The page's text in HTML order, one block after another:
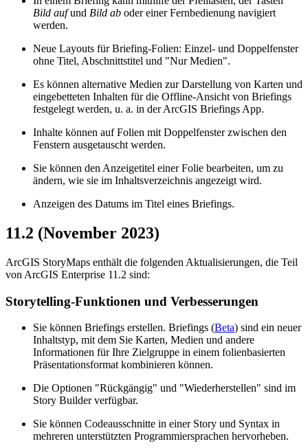
Bild aufund Bild ab oder einer Fernbedienung navigiert
werden.
Neue Layouts für Briefing-Folien: Einzel- und Doppelfenster
ohne Titel, Abschnittstitel und "Nur Medien".
Es können alternative Medien zur Darstellung von Karten und
eingebetteten Inhalten für die Offline-Ansicht von Briefings
festgelegt werden, u. a. in der ArcGIS Briefings App.
Inhalte können auf Folien mit Doppelfenster zwischen den
Fenstern ausgetauscht werden.
Sie können den Anzeigetitel einer Folie bearbeiten, um zu
ändern, wie sie im Inhaltsverzeichnis angezeigt wird.
Anzeigen des Datums im Titel eines Briefings.
11.2 (November 2023)
ArcGIS StoryMaps enthält die folgenden Aktualisierungen, die Teil
von ArcGIS Enterprise 11.2 sind:
Storytelling-Funktionen und Verbesserungen
Sie können Briefings erstellen. Briefings (Beta) sind ein neuer
Inhaltstyp, mit dem Sie Karten, Medien und andere
Informationen für Ihre Zielgruppe in einem folienbasierten
Präsentationsformat kombinieren können.
Die Optionen "Rückgängig" und "Wiederherstellen" sind im
Story Builder verfügbar.
Sie können Codeausschnitte in einer Story und Syntax in
mehreren unterstützten Programmiersprachen hervorheben.